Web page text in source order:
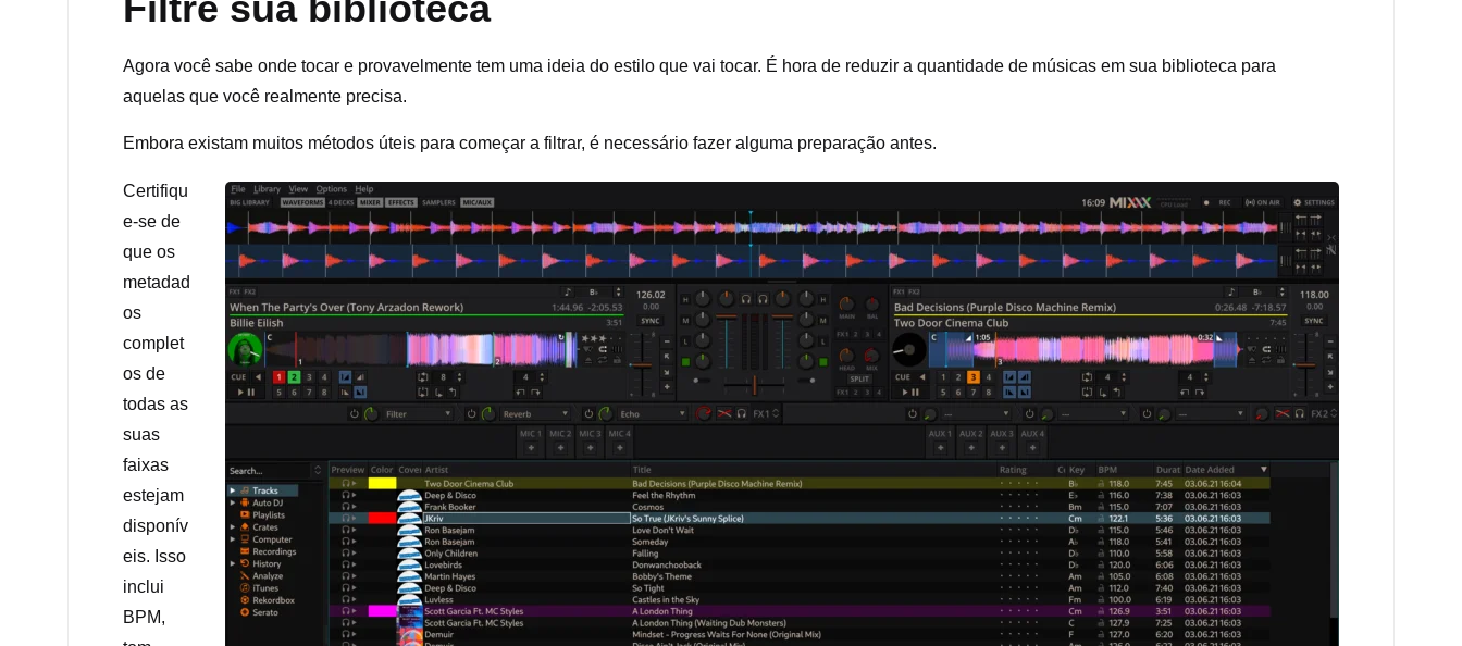
Agora você sabe onde tocar e provavelmente tem uma ideia do estilo que vai tocar. É hora de reduzir a quantidade de músicas em sua biblioteca para
aquelas que você realmente precisa.
Embora existam muitos métodos úteis para começar a filtrar, é necessário fazer alguma preparação antes.
Certifiqu
e-se de
que os
metadad
os
complet
os de
todas as
suas
faixas
estejam
disponív
eis. Isso
inclui
BPM,